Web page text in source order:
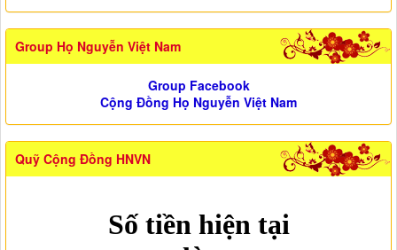
Group Họ Nguyễn Việt Nam
Group Facebook
Cộng Đồng Họ Nguyễn Việt Nam
Quỹ Cộng Đồng HNVN